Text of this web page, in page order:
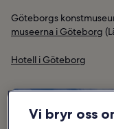
Göteborgs
museerna i Göteborg
Hotell i Göteborg
Vi bryr oss